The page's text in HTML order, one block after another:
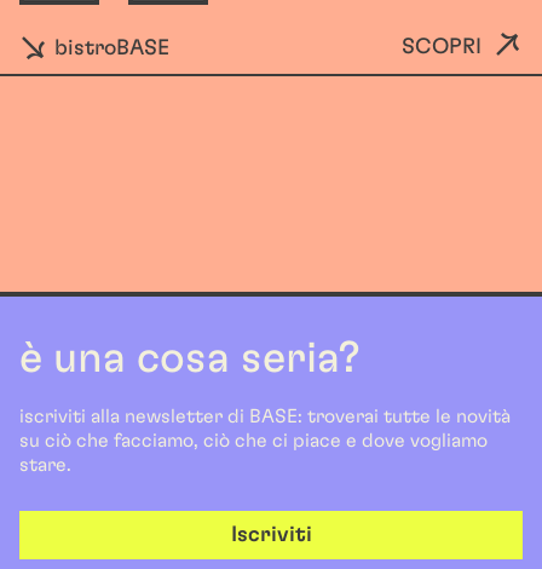
bistroBASE SCOPRI
è una cosa seria?
iscriviti alla newsletter di BASE: troverai tutte le novità
su ciò che facciamo, ciò che ci piace e dove vogliamo
stare.
Iscriviti